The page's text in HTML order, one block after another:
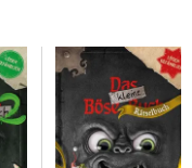
entschlüssle alle
kanndas
alle